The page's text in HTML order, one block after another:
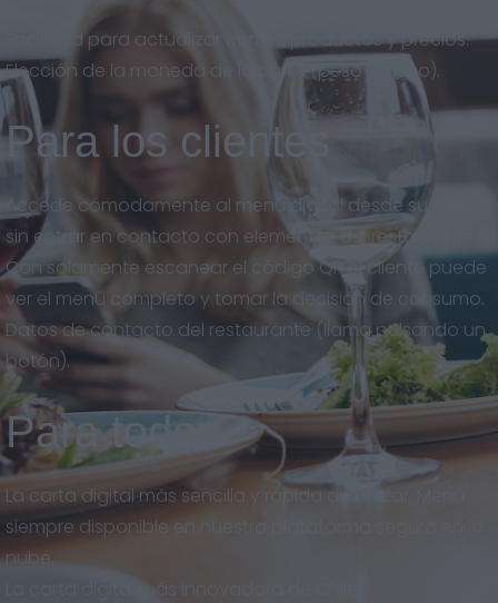
Facilidad para actualizar cartas, productos y precios.
Elección de la moneda de la carta (peso chileno).
Para los clientes
Accede cómodamente al menú digital desde su celular
sin entrar en contacto con elementos del restaurante.
Con solamente escanear el código QR el cliente puede
ver el menú completo y tomar la decisión de consumo.
Datos de contacto del restaurante (llama pulsando un
botón).
Para todos
La carta digital más sencilla y rápida de utilizar. Menú
siempre disponible en nuestra plataforma segura en la
nube.
La carta digital más innovadora de Chile.